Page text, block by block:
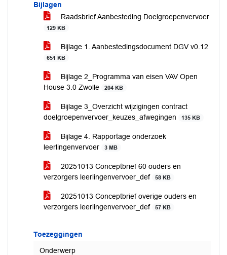
Bijlagen
Raadsbrief Aanbesteding Doelgroepenvervoer
129 KB
Bijlage 1. Aanbestedingsdocument DGV v0.12
651 KB
Bijlage 2_Programma van eisen VAV Open
House 3.0 Zwolle
204 KB
Bijlage 3_Overzicht wijzigingen contract
doelgroepenvervoer_keuzes_afwegingen
135 KB
Bijlage 4. Rapportage onderzoek
leerlingenvervoer
3 MB
20251013 Conceptbrief 60 ouders en
verzorgers leerlingenvervoer_def
58 KB
20251013 Conceptbrief overige ouders en
verzorgers leerlingenvervoer_def
57 KB
Toezeggingen
Onderwerp